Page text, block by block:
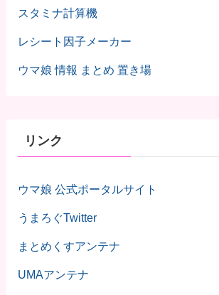
スタミナ計算機
レシート因子メーカー
ウマ娘 情報 まとめ 置き場
リンク
ウマ娘 公式ポータルサイト
うまろぐTwitter
まとめくすアンテナ
UMAアンテナ